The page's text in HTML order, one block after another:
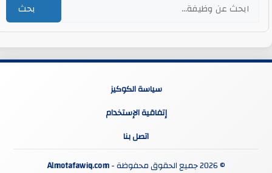
بحث
سياسة الكوكيز
إتفاقية الإستخدام
اتصل بنا
© 2026 جميع الحقوق محفوظة -
Almotafawiq.com